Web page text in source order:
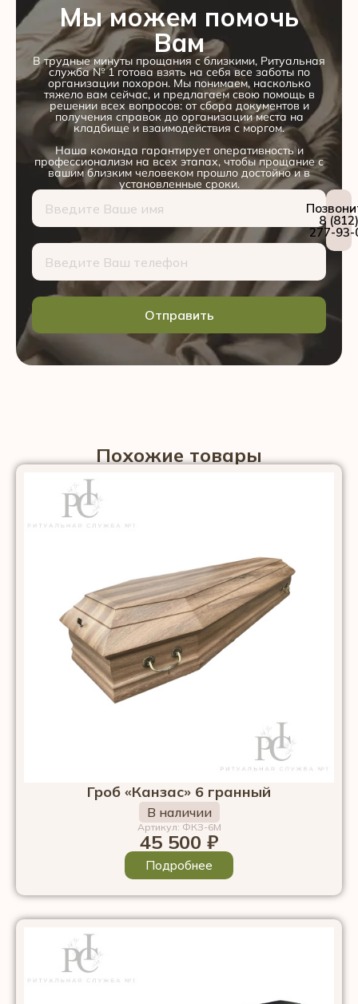
Мы можем помочь
Вам
В трудные минуты прощания с близкими, Ритуальная
служба № 1 готова взять на себя все заботы по
организации похорон. Мы понимаем, насколько
тяжело вам сейчас, и предлагаем свою помощь в
решении всех вопросов: от сбора документов и
получения справок до организации места на
кладбище и взаимодействия с моргом.
Наша команда гарантирует оперативность и
профессионализм на всех этапах, чтобы прощание с
вашим близким человеком прошло достойно и в
установленные сроки.
Отправить
8 (812)
277-93-
Похожие товары
Гроб «Канзас» 6 гранный
В наличии
Артикул: ФКЗ-6М
45 500 ₽
Подробнее